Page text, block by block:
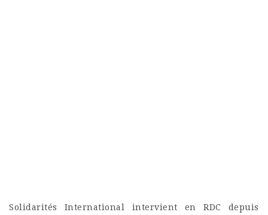
Solidarités International intervient en RDC depuis